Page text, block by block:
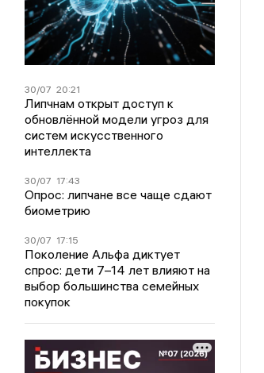
30/07 20:21
Липчнам открыт доступ к
обновлённой модели угроз для
систем искусственного
интеллекта
30/07 17:43
Опрос: липчане все чаще сдают
биометрию
30/07 17:15
Поколение Альфа диктует
спрос: дети 7–14 лет влияют на
выбор большинства семейных
покупок